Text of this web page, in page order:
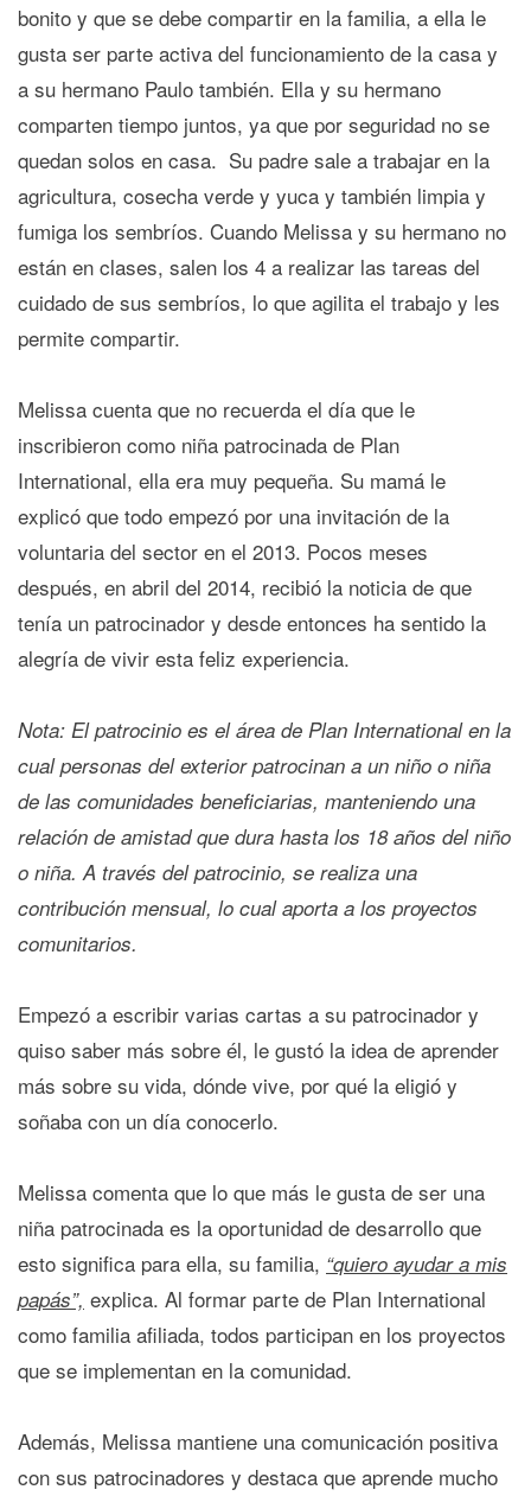
bonito y que se debe compartir en la familia, a ella le
gusta ser parte activa del funcionamiento de la casa y
a su hermano Paulo también. Ella y su hermano
comparten tiempo juntos, ya que por seguridad no se
quedan solos en casa. Su padre sale a trabajar en la
agricultura, cosecha verde y yuca y también limpia y
fumiga los sembríos. Cuando Melissa y su hermano no
están en clases, salen los 4 a realizar las tareas del
cuidado de sus sembríos, lo que agilita el trabajo y les
permite compartir.
Melissa cuenta que no recuerda el día que le
inscribieron como niña patrocinada de Plan
International, ella era muy pequeña. Su mamá le
explicó que todo empezó por una invitación de la
voluntaria del sector en el 2013. Pocos meses
después, en abril del 2014, recibió la noticia de que
tenía un patrocinador y desde entonces ha sentido la
alegría de vivir esta feliz experiencia.
Nota: El patrocinio es el área de Plan International en la
cual personas del exterior patrocinan a un niño o niña
de las comunidades beneficiarias, manteniendo una
relación de amistad que dura hasta los 18 años del niño
o niña. A través del patrocinio, se realiza una
contribución mensual, lo cual aporta a los proyectos
comunitarios.
Empezó a escribir varias cartas a su patrocinador y
quiso saber más sobre él, le gustó la idea de aprender
más sobre su vida, dónde vive, por qué la eligió y
soñaba con un día conocerlo.
Melissa comenta que lo que más le gusta de ser una
niña patrocinada es la oportunidad de desarrollo que
esto significa para ella, su familia, “quiero ayudar a mis
papás”, explica. Al formar parte de Plan International
como familia afiliada, todos participan en los proyectos
que se implementan en la comunidad.
Además, Melissa mantiene una comunicación positiva
con sus patrocinadores y destaca que aprende mucho